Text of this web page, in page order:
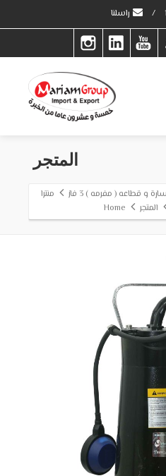
/ راسلنا
المتجر
منترا
المتجر Home